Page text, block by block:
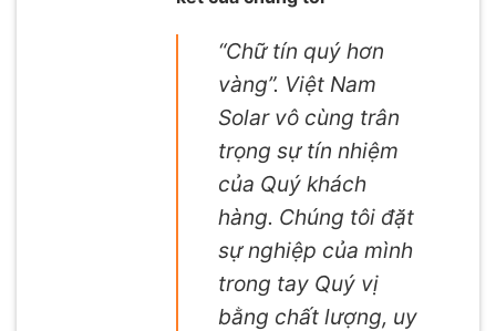
“Chữ tín quý hơn
vàng”. Việt Nam
Solar vô cùng trân
trọng sự tín nhiệm
của Quý khách
hàng. Chúng tôi đặt
sự nghiệp của mình
trong tay Quý vị
bằng chất lượng, uy